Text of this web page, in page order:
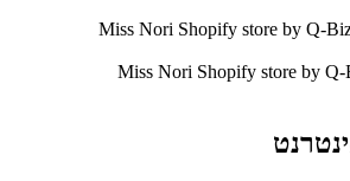
Miss Nori Shopify store by Q-